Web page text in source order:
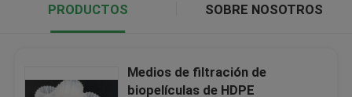
PRODUCTOS SOBRE NOSOTROS
Medios de filtración de
biopelículas de HDPE